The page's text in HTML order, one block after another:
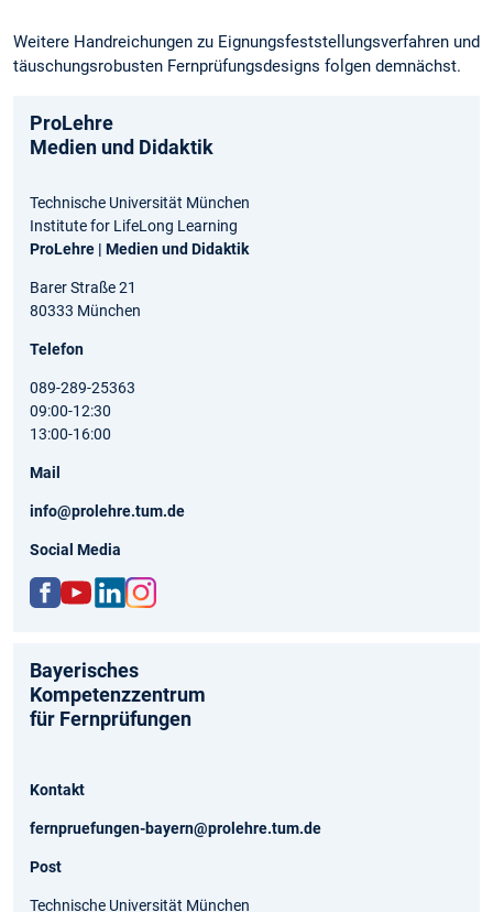
Weitere Handreichungen zu Eignungsfeststellungsverfahren und
täuschungsrobusten Fernprüfungsdesigns folgen demnächst.
ProLehre
Medien und Didaktik
Technische Universität München
Institute for LifeLong Learning
ProLehre | Medien und Didaktik
Barer Straße 21
80333 München
Telefon
089-289-25363
09:00-12:30
13:00-16:00
Mail
info@prolehre.tum.de
Social Media
ceb
ook.
com
e
ww
w.yo
utu
cha
/UC
Pj5-
e.lin
kedi
n.co
-
e-
ww
w.in
stag
hre_
pet
Bayerisches
Kompetenzzentrum
für Fernprüfungen
Kontakt
fernpruefungen-bayern@prolehre.tum.de
Post
Technische Universität München